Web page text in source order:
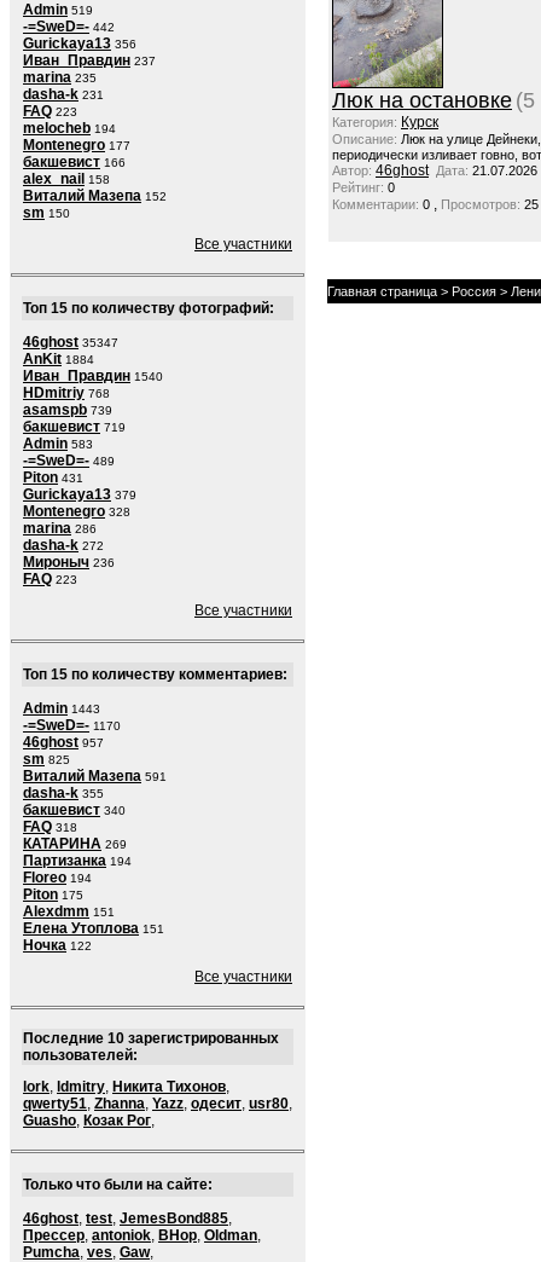
Admin 519
-=SweD=- 442
Gurickaya13 356
Иван_Правдин 237
marina 235
dasha-k 231
FAQ 223
melocheb 194
Montenegro 177
бакшевист 166
alex_nail 158
Виталий Мазепа 152
sm 150
Все участники
Топ 15 по количеству фотографий:
46ghost 35347
AnKit 1884
Иван_Правдин 1540
HDmitriy 768
asamspb 739
бакшевист 719
Admin 583
-=SweD=- 489
Piton 431
Gurickaya13 379
Montenegro 328
marina 286
dasha-k 272
Мироныч 236
FAQ 223
Все участники
Топ 15 по количеству комментариев:
Admin 1443
-=SweD=- 1170
46ghost 957
sm 825
Виталий Мазепа 591
dasha-k 355
бакшевист 340
FAQ 318
КАТАРИНА 269
Партизанка 194
Floreo 194
Piton 175
Alexdmm 151
Елена Утоплова 151
Ночка 122
Все участники
Последние 10 зарегистрированных
пользователей:
lork, ldmitry, Никита Тихонов,
qwerty51, Zhanna, Yazz, одесит, usr80,
Guasho, Козак Рог,
Только что были на сайте:
46ghost, test, JemesBond885,
Прессер, antoniok, BHop, Oldman,
Pumcha, ves, Gaw,
Люк на остановке (5
Категория: Курск
Описание: Люк на улице
периодически изливает говно,
Автор: 46ghost Дата: 21.07.2026
Рейтинг: 0
Комментарии: 0 , Просмотров: 25
Главная страница > Россия >